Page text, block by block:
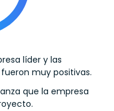
líder y las
muy positivas.
que la empresa